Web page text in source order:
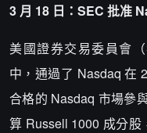
3 月 18 日：SEC 批准
美國證券交易委員會
中，通過了 Nasdaq 在
合格的 Nasdaq 市場參
算 Russell 1000 成分